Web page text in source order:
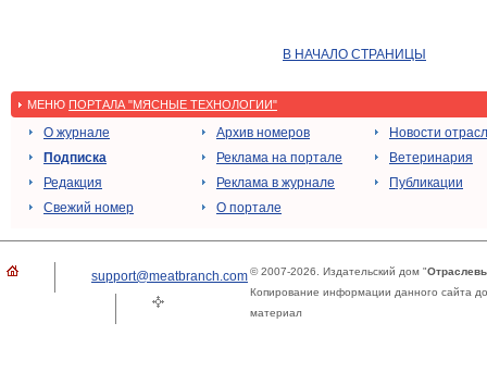
В НАЧАЛО СТРАНИЦЫ
МЕНЮ ПОРТАЛА "МЯСНЫЕ ТЕХНОЛОГИИ"
О журнале
Подписка
Редакция
Свежий номер
Архив номеров
Реклама на портале
Реклама в журнале
О портале
Новости
Ветеринария
Публикации
support@meatbranch.com© 2007-2026. Издательский дом "
Копирование информации данного сайта
материал